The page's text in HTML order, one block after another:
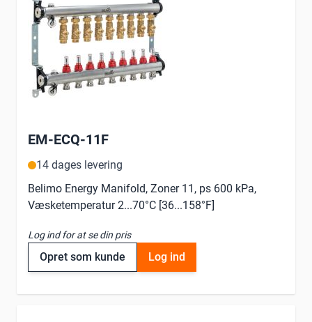
EM-ECQ-11F
14 dages levering
Belimo Energy Manifold, Zoner 11, ps 600 kPa,
Væsketemperatur 2...70°C [36...158°F]
Log ind for at se din pris
Opret som kunde Log ind